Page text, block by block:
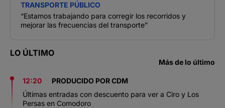
TRANSPORTE PÚBLICO
“Estamos trabajando para corregir los recorridos y
mejorar las frecuencias del transporte”
LO ÚLTIMO
Más de lo último
12:20
PRODUCIDO POR CDM
Últimas entradas con descuento para ver a Ciro y Los
Persas en Comodoro